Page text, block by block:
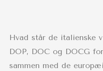
Hvad står de italienske
DOP, DOC og DOCG
sammen med de